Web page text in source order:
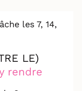
et
beau voyage
les 7, 14,
LE)
rendre